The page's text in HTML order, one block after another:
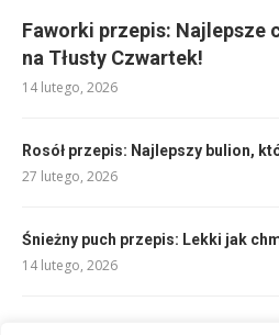
Faworki przepis: Najlepsze
na Tłusty Czwartek!
14 lutego, 2026
Rosół przepis: Najlepszy bulion,
27 lutego, 2026
Śnieżny puch przepis: Lekki jak
14 lutego, 2026